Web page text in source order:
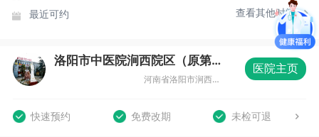
最近可约
查看其他时间
洛阳市中医院涧西院区（原第二中医院）体检中心
河南省洛阳市涧西区九都西路169号
医院主页
快速预约 免费改期 未检可退